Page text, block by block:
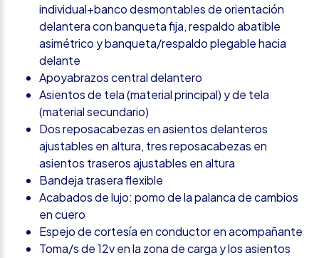
individual+banco desmontables de orientación
delantera con banqueta fija, respaldo abatible
asimétrico y banqueta/respaldo plegable hacia
delante
Apoyabrazos central delantero
Asientos de tela (material principal) y de tela
(material secundario)
Dos reposacabezas en asientos delanteros
ajustables en altura, tres reposacabezas en
asientos traseros ajustables en altura
Bandeja trasera flexible
Acabados de lujo: pomo de la palanca de cambios
en cuero
Espejo de cortesía en conductor en acompañante
Toma/s de 12v en la zona de carga y los asientos